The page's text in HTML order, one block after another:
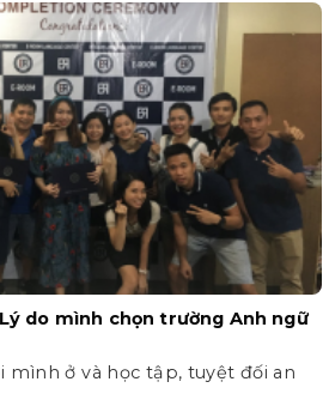
do mình chọn trường Anh ngữ
mình ở và học tập, tuyệt đối an